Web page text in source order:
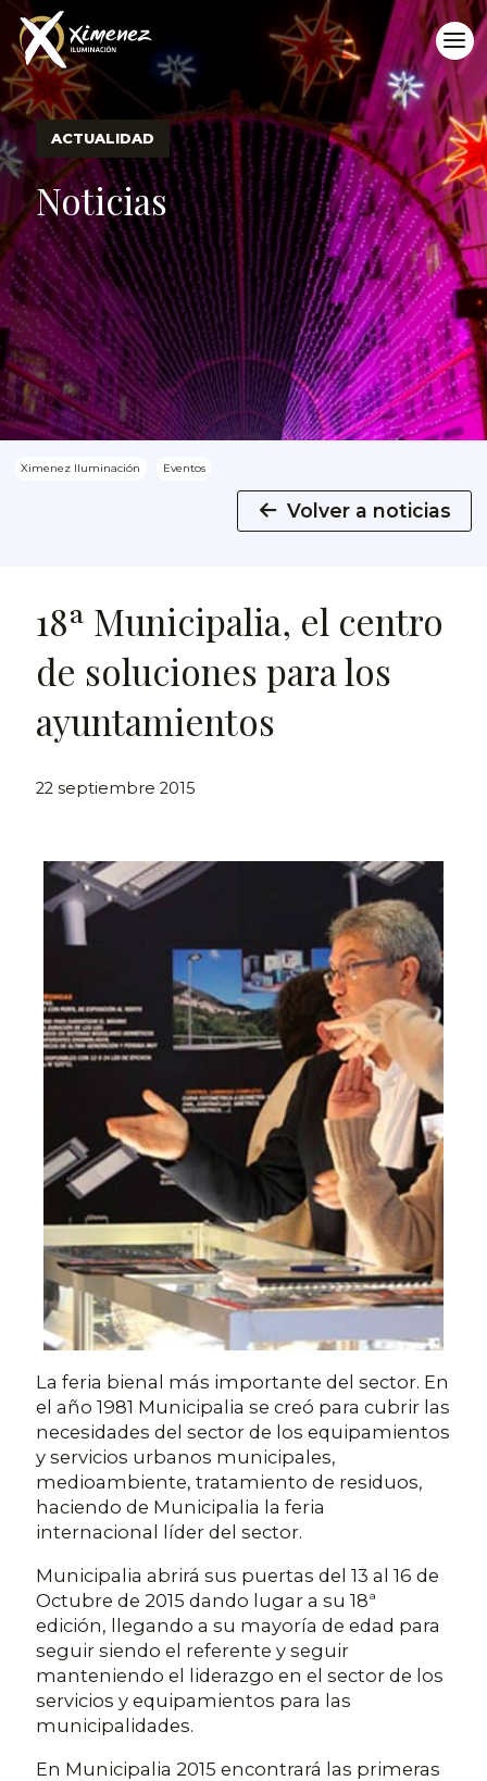
ACTUALIDAD
Noticias
Ximenez Iluminación Eventos
Volver a noticias
18ª Municipalia, el centro
de soluciones para los
ayuntamientos
22 septiembre 2015
La feria bienal más importante del sector. En
el año 1981 Municipalia se creó para cubrir las
necesidades del sector de los equipamientos
y servicios urbanos municipales,
medioambiente, tratamiento de residuos,
haciendo de Municipalia la feria
internacional líder del sector.
Municipalia abrirá sus puertas del 13 al 16 de
Octubre de 2015 dando lugar a su 18ª
edición, llegando a su mayoría de edad para
seguir siendo el referente y seguir
manteniendo el liderazgo en el sector de los
servicios y equipamientos para las
municipalidades.
En Municipalia 2015 encontrará las primeras